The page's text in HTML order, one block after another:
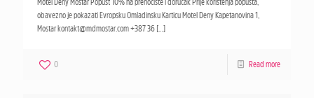
obavezno je pokazati Evropsku Omladinsku Karticu Motel Deny Kapetanovina 1,
Mostar kontakt@mdmostar.com +387 36 […]
0 Read more